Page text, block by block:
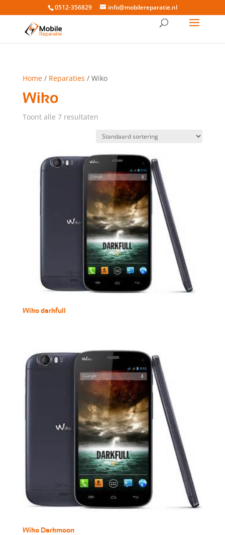
0512-356829 info@mobilereparatie.nl
Home/ Reparaties / Wiko
Wiko
Toont alle 7 resultaten
Wiko darkfull
Wiko Darkmoon